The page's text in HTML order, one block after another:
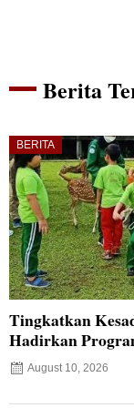
Berita
BERITA
Tingkatkan
Hadirkan
August 10, 2026